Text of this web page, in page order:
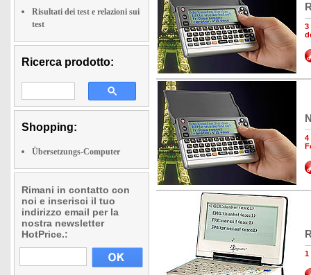
Risultati dei test e relazioni sui
test
Ricerca prodotto:
Shopping:
Übersetzungs-Computer
Rimani in contatto con
noi e inserisci il tuo
indirizzo email per la
nostra newsletter
HotPrice.:
3
4
1